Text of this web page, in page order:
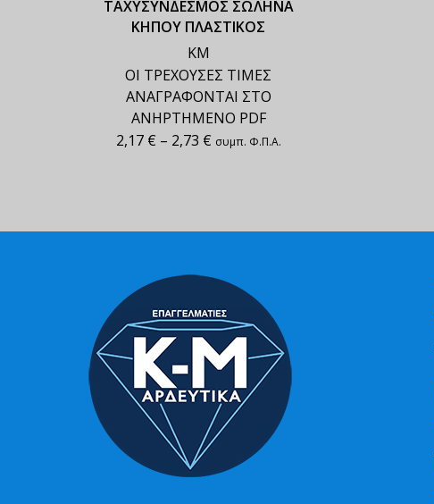
ΤΑΧΥΣΥΝΔΕΣΜΟΣ ΣΩΛΗΝΑ
ΚΗΠΟΥ ΠΛΑΣΤΙΚΟΣ
ΚΜ
ΟΙ ΤΡΕΧΟΥΣΕΣ ΤΙΜΕΣ
ΑΝΑΓΡΑΦΟΝΤΑΙ ΣΤΟ
ΑΝΗΡΤΗΜΕΝΟ PDF
2,17 € – 2,73 € συμπ. Φ.Π.Α.